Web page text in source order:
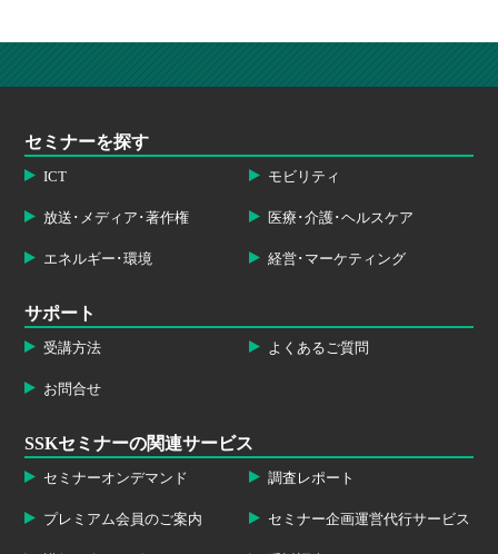
セミナーを探す
ICT モビリティ
放送･メディア･著作権 医療･介護･ヘルスケア
エネルギー･環境 経営･マーケティング
サポート
受講方法 よくあるご質問
お問合せ
SSKセミナーの関連サービス
セミナーオンデマンド 調査レポート
プレミアム会員のご案内 セミナー企画運営代行サービス